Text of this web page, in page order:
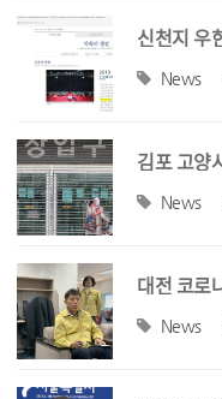
신천지 우
News
김포 고양
News
대전 코로
News